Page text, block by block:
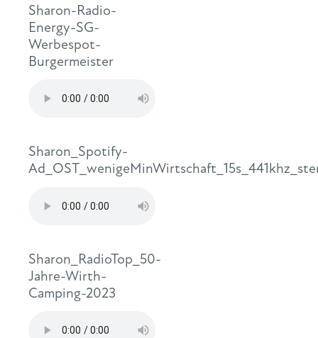
Sharon-Radio-
Energy-SG-
Werbespot-
Burgermeister
Sharon_Spotify-
Sharon_RadioTop_50-
Jahre-Wirth-
Camping-2023